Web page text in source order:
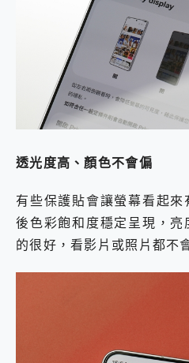
透光度高、顏色不會偏
有些保護貼會讓螢幕看起
後色彩飽和度穩定呈現，
的很好，看影片或照片都不